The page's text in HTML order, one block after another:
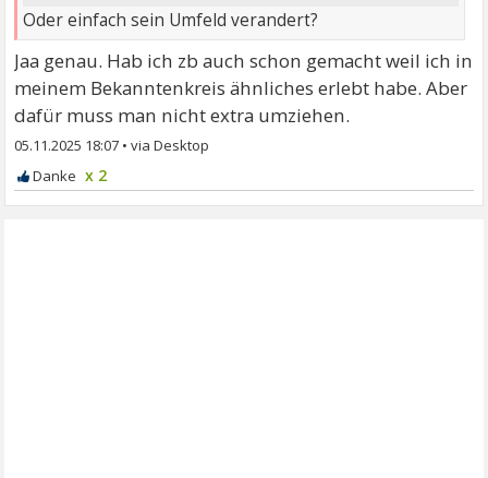
Oder einfach sein Umfeld verandert?
Jaa genau. Hab ich zb auch schon gemacht weil ich in
meinem Bekanntenkreis ähnliches erlebt habe. Aber
dafür muss man nicht extra umziehen.
05.11.2025 18:07 •
x 2